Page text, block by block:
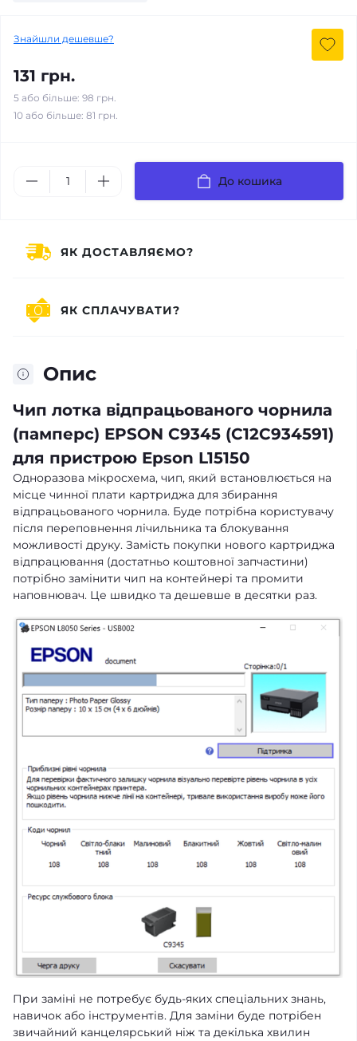
Знайшли дешевше?
131 грн.
5 або більше: 98 грн.
10 або більше: 81 грн.
До кошика
Опис
Чип лотка відпрацьованого чорнила
(памперс) EPSON C9345 (C12C934591)
для пристрою Epson L15150
Одноразова мікросхема, чип, який встановлюється на
місце чинної плати картриджа для збирання
відпрацьованого чорнила. Буде потрібна користувачу
після переповнення лічильника та блокування
можливості друку. Замість покупки нового картриджа
відпрацювання (достатньо коштовної запчастини)
потрібно замінити чип на контейнері та промити
наповнювач. Це швидко та дешевше в десятки раз.
При заміні не потребує будь-яких спеціальних знань,
навичок або інструментів. Для заміни буде потрібен
звичайний канцелярський ніж та декілька хвилин
ЯК ДОСТАВЛЯЄМО?
ЯК СПЛАЧУВАТИ?